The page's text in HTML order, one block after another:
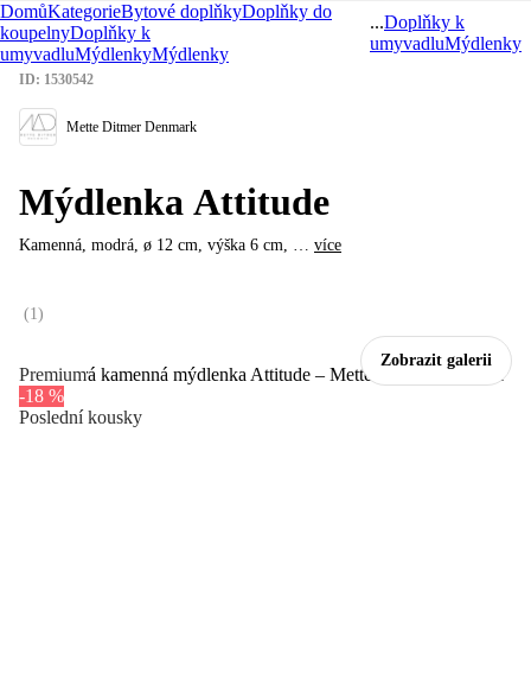
DomůKategorieBytové doplňkyDoplňky do
koupelnyDoplňky k
umyvadluMýdlenkyMýdlenky
...Doplňky k
umyvadluMýdlenky
Zobrazit galerii
Premium
-18 %
Poslední kousky
ID: 1530542
Mette Ditmer Denmark
Mýdlenka Attitude
Kamenná, modrá, ø 12 cm, výška 6 cm, … více
(1 )